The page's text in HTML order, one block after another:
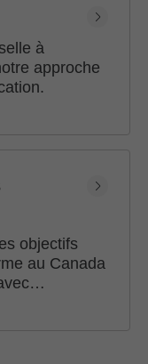
à
approche
objectifs
au Canada